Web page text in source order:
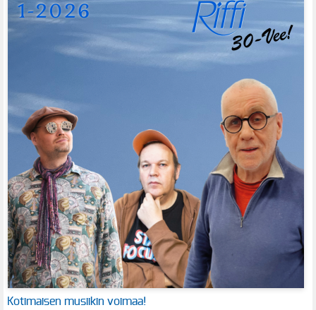
Kotimaisen musiikin voimaa!